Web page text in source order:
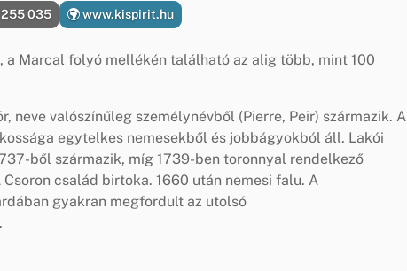
035 www.kispirit.hu
a Marcal folyó mellékén található az alig több, mint 100
neve valószínűleg személynévből (Pierre, Peir) származik. A
egytelkes nemesekből és jobbágyokból áll. Lakói
ből származik, míg 1739-ben toronnyal rendelkező
család birtoka. 1660 után nemesi falu. A
gyakran megfordult az utolsó